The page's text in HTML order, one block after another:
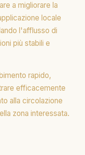
a migliorare la
locale
l'afflusso di
più stabili e
rapido,
efficacemente
alla circolazione
zona interessata.